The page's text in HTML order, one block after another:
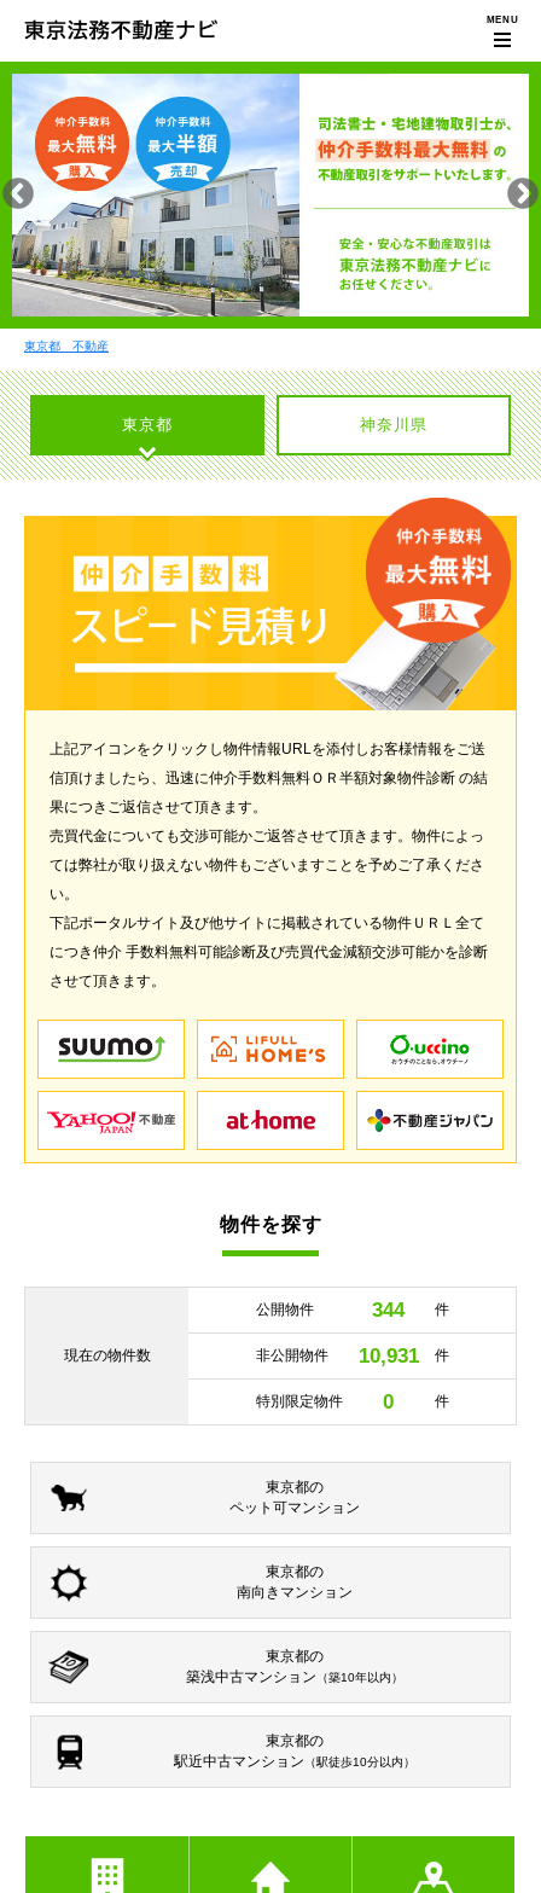
東京都 不動産
東京都 神奈川県
上記アイコンをクリックし物件情報URLを添付しお客様情報をご送
信頂けましたら、迅速に仲介手数料無料ＯＲ半額対象物件診断 の結
果につきご返信させて頂きます。
売買代金についても交渉可能かご返答させて頂きます。物件によっ
ては弊社が取り扱えない物件もございますことを予めご了承くださ
い。
下記ポータルサイト及び他サイトに掲載されている物件ＵＲＬ全て
につき仲介 手数料無料可能診断及び売買代金減額交渉可能かを診断
させて頂きます。
物件を探す
現在の物件数
公開物件 344 件
非公開物件 10,931 件
特別限定物件 0 件
東京都の
ペット可マンション
東京都の
南向き マンション
東京都の
築浅中古マンション （築10年以内）
東京都の
駅近中古マンション （駅徒歩10分以内）